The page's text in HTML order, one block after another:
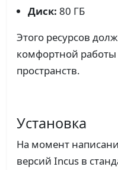
Диск: 80 ГБ
Этого ресурсов
комфортной
пространств.
Установка
На момент
версий Incus в